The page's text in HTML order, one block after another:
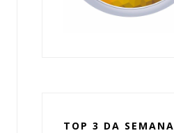
TOP 3 DA SEMANA